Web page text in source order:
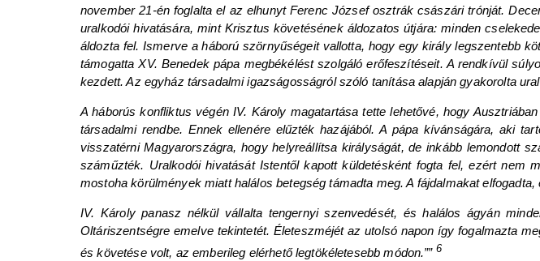
november 21-én foglalta el az elhunyt Ferenc József osztrák császári trónját.
uralkodói hivatására, mint Krisztus követésének áldozatos útjára: minden
áldozta fel. Ismerve a háború szörnyűségeit vallotta, hogy egy király legszentebb
támogatta XV. Benedek pápa megbékélést szolgáló erőfeszítéseit. A rendkívül
kezdett. Az egyház társadalmi igazságosságról szóló tanítása alapján gyakorolta
A háborús konfliktus végén IV. Károly magatartása tette lehetővé, hogy
társadalmi rendbe. Ennek ellenére elűzték hazájából. A pápa kívánságára, aki
visszatérni Magyarországra, hogy helyreállítsa királyságát, de inkább lemondott
száműzték. Uralkodói hivatását Istentől kapott küldetésként fogta fel, ezért nem
mostoha körülmények miatt halálos betegség támadta meg. A fájdalmakat
IV. Károly panasz nélkül vállalta tengernyi szenvedését, és halálos ágyán
Oltáriszentségre emelve tekintetét. Életeszméjét az utolsó napon így fogalmazta
és követése volt, az emberileg elérhető legtökéletesebb módon.”” 6